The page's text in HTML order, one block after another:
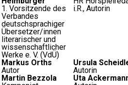
1. Vorsitzende des
Verbandes
deutschsprachiger
Übersetzer/innen
literarischer und
wissenschaftlicher
Werke e. V. (VdÜ)
i.R., Autorin
Markus Orths
Autor
Ursula
Autorin
Martin Bezzola
Uta